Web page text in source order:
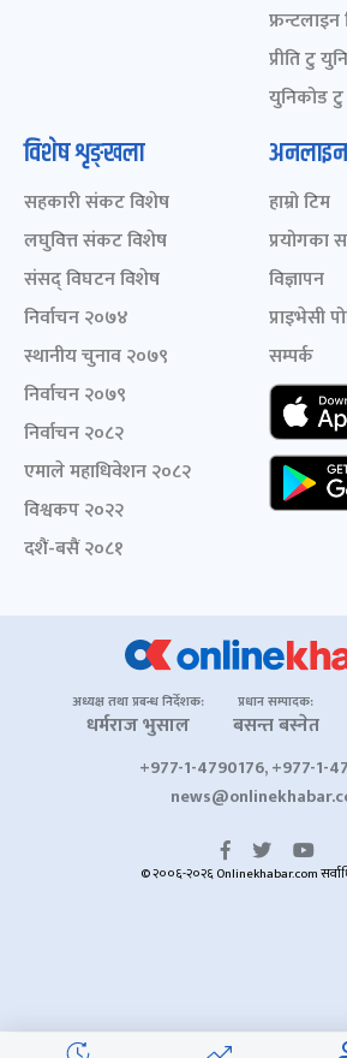
फ्रन्टलाइन
प्रीति टु
युनिकोड टु
विशेष शृङ्खला
सहकारी संकट विशेष
लघुवित्त संकट विशेष
संसद् विघटन विशेष
निर्वाचन २०७४
स्थानीय चुनाव २०७९
निर्वाचन २०७९
निर्वाचन २०८२
एमाले महाधिवेशन २०८२
विश्वकप २०२२
दशैं-बसैं २०८१
हाम्रो टिम
प्रयोगका
विज्ञापन
प्राइभेसी
सम्पर्क
अध्यक्ष तथा प्रबन्ध निर्देशक:
धर्मराज भुसाल
प्रधान सम्पादक:
बसन्त बस्नेत
+977-1-4790176, +977-1-
© २००६-२०२६ Onlinekhabar.com